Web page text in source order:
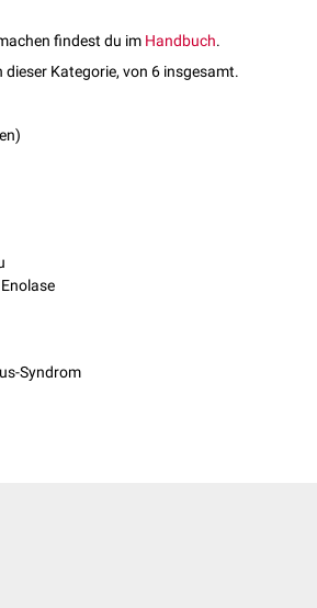
findest du im Handbuch.
dieser Kategorie, von 6 insgesamt.
Syndrom